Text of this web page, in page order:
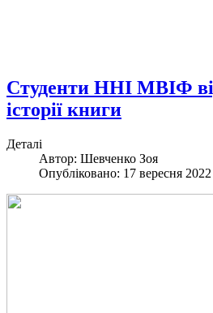
Студенти ННІ МВІФ
історії книги
Деталі
Автор: Шевченко Зоя
Опубліковано: 17 вересня 2022